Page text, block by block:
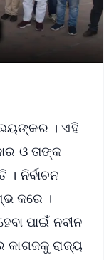
ଭୟଙ୍କର । ଏହି
ଓ ତାଙ୍କ
ନିର୍ବାଚନ
କରେ ।
ପାଇଁ ନବୀନ
କାଗଜକୁ ରାଜ୍ୟ